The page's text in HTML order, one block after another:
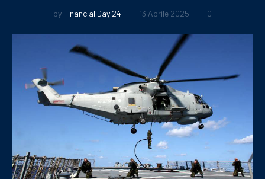
by Financial Day 24 13 Aprile 2025 0